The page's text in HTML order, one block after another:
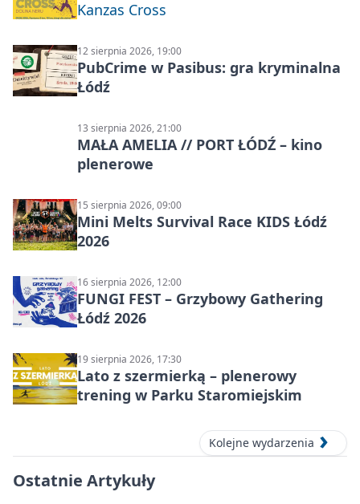
Kanzas Cross
12 sierpnia 2026, 19:00
PubCrime w Pasibus: gra kryminalna
Łódź
13 sierpnia 2026, 21:00
MAŁA AMELIA // PORT ŁÓDŹ – kino
plenerowe
15 sierpnia 2026, 09:00
Mini Melts Survival Race KIDS Łódź
2026
16 sierpnia 2026, 12:00
FUNGI FEST – Grzybowy Gathering
Łódź 2026
19 sierpnia 2026, 17:30
Lato z szermierką – plenerowy
trening w Parku Staromiejskim
Kolejne wydarzenia
Ostatnie Artykuły